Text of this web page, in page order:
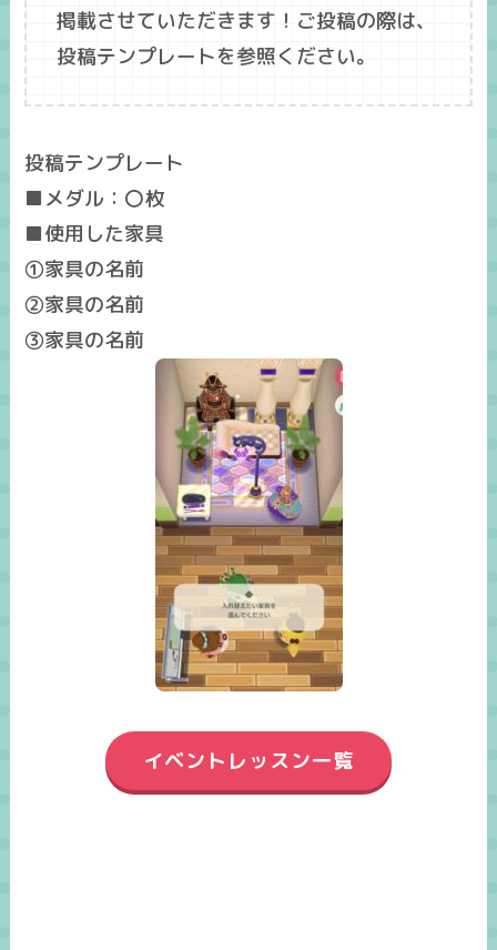
掲載させていただきます！ご投稿の際は、
投稿テンプレートを参照ください。
投稿テンプレート
■メダル：〇枚
■使用した家具
①家具の名前
②家具の名前
③家具の名前
イベントレッスン一覧